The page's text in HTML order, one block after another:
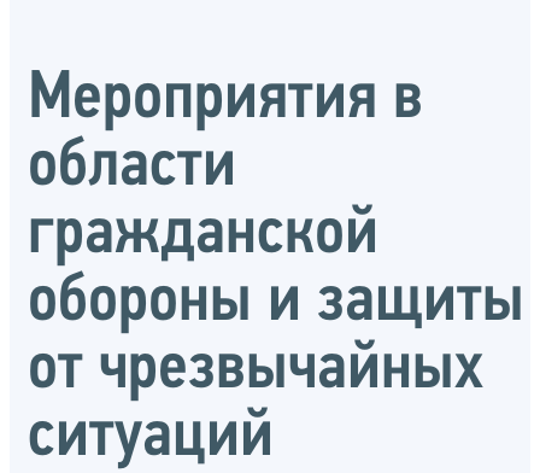
Мероприятия в
области
гражданской
обороны и защиты
от чрезвычайных
ситуаций